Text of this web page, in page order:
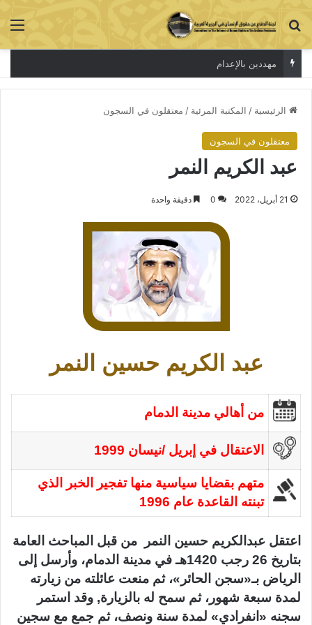
بحث عن
مهددين بالإعدام
الرئيسية / المكتبة المرئية / معتقلون في السجون
معتقلون في السجون
عبد الكريم النمر
21 أبريل، 2022 0 دقيقة واحدة
عبد الكريم حسين النمر
من أهالي مدينة الدمام
الاعتقال في إبريل /نيسان 1999
متهم بقضايا سياسية منها تفجير الخبر الذي
تبنته القاعدة عام 1996
اعتقل عبدالكريم حسين النمر من قبل المباحث العامة
بتاريخ 26 رجب 1420هـ في مدينة الدمام، وأرسل إلى
الرياض بـ«سجن الحائر»، ثم منعت عائلته من زيارته
لمدة سبعة شهور، ثم سمح له بالزيارة, وقد استمر
سجنه «انفرادي» لمدة سنة ونصف، ثم جمع مع سجين